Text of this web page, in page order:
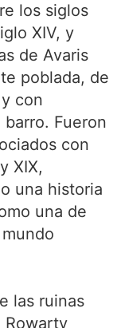
los siglos
XIV, y
de Avaris
poblada, de
con
Fueron
con
XIX,
una historia
una de
las ruinas
Rowarty